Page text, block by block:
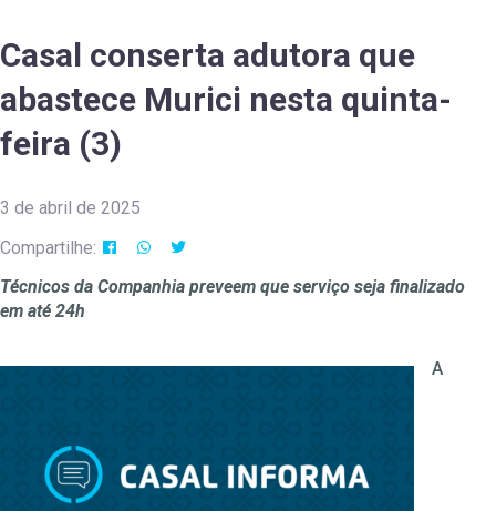
Casal conserta adutora que
abastece Murici nesta quinta-
feira (3)
3 de abril de 2025
Compartilhe:
Técnicos da Companhia preveem que serviço seja finalizado
em até 24h
A